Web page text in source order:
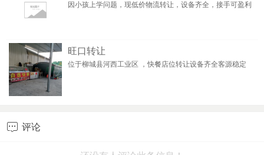
因小孩上学问题，现低价物流转让，设备齐全，接手可盈利
旺口转让
位于柳城县河西工业区 ，快餐店位转让设备齐全客源稳定
 评论